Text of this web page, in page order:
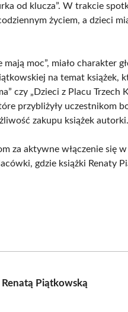
od klucza”. W trakcie
życiem, a dzieci
moc”, miało charakter
na temat książek,
czy „Dzieci z Placu Trzech
przybliżyły uczestnikom
zakupu książek autorki.
za aktywne włączenie się
gdzie książki Renaty
Piątkowską